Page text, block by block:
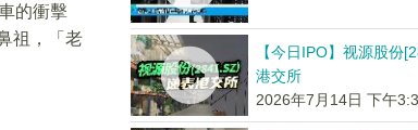
的衝擊
祖，「老
【今日IPO】视源股份
港交所
2026年7月14日 下午